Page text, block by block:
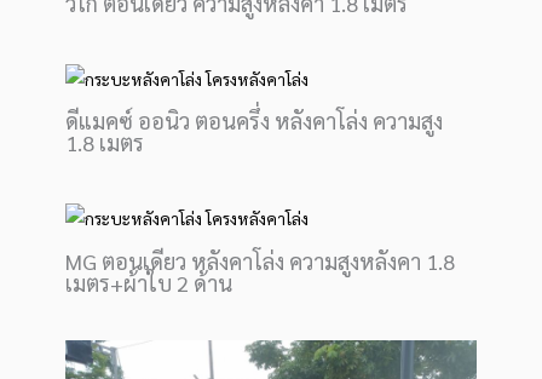
ดีแมคซ์ ออนิว ตอนครึ่ง หลังคาโล่ง ความสูง
1.8 เมตร
MG ตอนเดียว หลังคาโล่ง ความสูงหลังคา 1.8
เมตร+ผ้าใบ 2 ด้าน